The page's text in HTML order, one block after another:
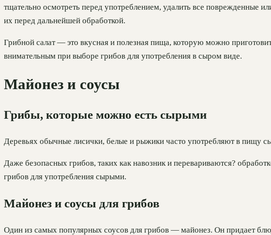
тщательно осмотреть перед употреблением, удалить все поврежденные
их перед дальнейшей обработкой.
Грибной салат — это вкусная и полезная пища, которую можно
внимательным при выборе грибов для употребления в сыром виде.
Майонез и соусы
Грибы, которые можно есть сырыми
Деревьях обычные лисички, белые и рыжики часто употребляют в пищу
Даже безопасных грибов, таких как навозник и перевариваются?
грибов для употребления сырыми.
Майонез и соусы для грибов
Один из самых популярных соусов для грибов — майонез. Он придает